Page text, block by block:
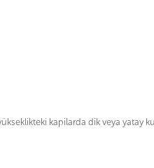
kapilarda dik veya yatay